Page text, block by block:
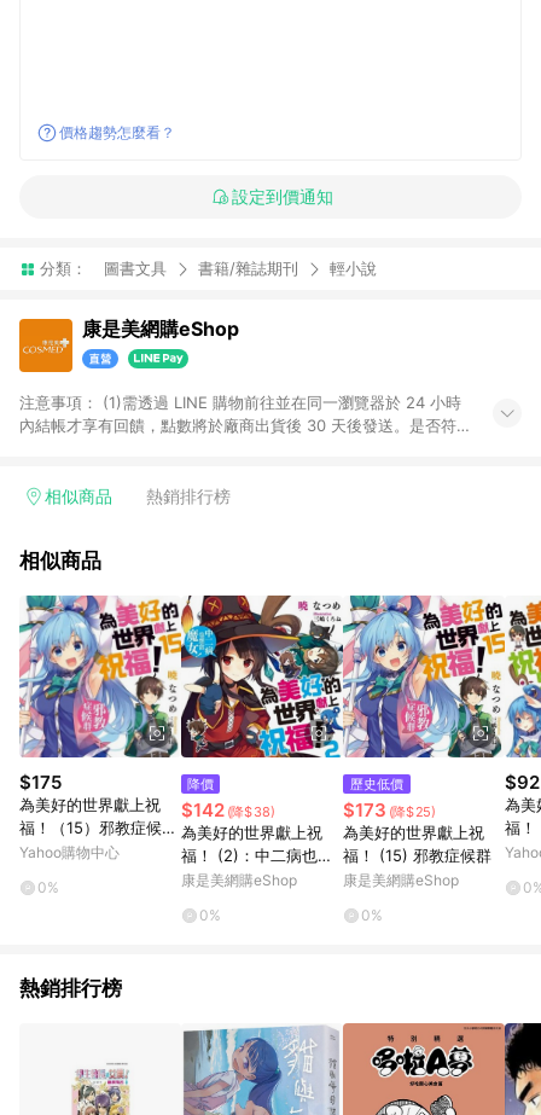
價格趨勢怎麼看？
設定到價通知
分類： 圖書文具 書籍/雜誌期刊 輕小說
康是美網購eShop
注意事項：​ (1)需透過 LINE 購物前往並在同一瀏覽器於 24 小時
內結帳才享有回饋，點數將於廠商出貨後 30 天後發送。​是否符
黃金鑽飾/精品相關/3C數位(含周邊)/家電視聽/運動戶外/母嬰用
饋%」，將於訂單成立後由「LINE購物通知」之官方帳號訊息通
依LINE購物網站訂單成立通知為準。​​ (5)LINE購物設有「單一商
品最高回饋點數」機制 (部分時段開放「回饋無上限」)，以同一
訂單中同一商品不論件數計算，請依訂單成立當下LINE購物的回
饋機制為準。
相似商品 熱銷排行榜
相似商品
$175
為美好的世界獻上祝
福！（15）邪教症候群
[二手書_近全新]
Yahoo購物中心
0%
降價
$142 (降$38)
為美好的世界獻上祝
福！ (2)：中二病也想
當魔女！
康是美網購eShop
0%
歷史低價
$173 (降$25)
為美好的世界獻上祝
福！ (15) 邪教症候群
康是美網購eShop
0%
$92
為美
福！
et’s
熱銷排行榜